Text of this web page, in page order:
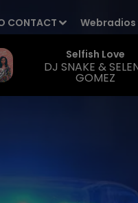
CONTACT Webradios
Selfish Love
DJ SNAKE &
GOMEZ